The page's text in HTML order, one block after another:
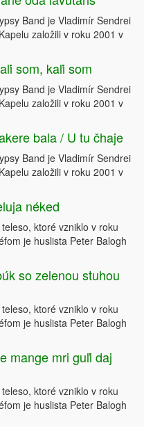
Band je Vladimír Sendrei
založili v roku 2001 v
som, kaľi som
Band je Vladimír Sendrei
založili v roku 2001 v
bala / U tu čhaje
Band je Vladimír Sendrei
založili v roku 2001 v
néked
ktoré vzniklo v roku
je huslista Peter Balogh
so zelenou stuhou
ktoré vzniklo v roku
je huslista Peter Balogh
mange mri guľi daj
ktoré vzniklo v roku
je huslista Peter Balogh